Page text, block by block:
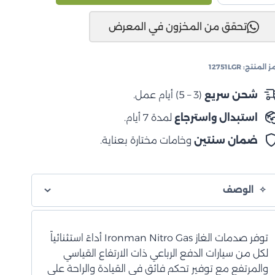
أمامي
تحقق من المخزون في المعرض
المنتج: 12751LGR
شحن سريع (3 – 5) أيام عمل.
استبدال واسترجاع لمدة 7 أيام.
ضمان سنتينوخامات مختارة بعناية.
الوصف
توفر صدمات الغاز Ironman Nitro Gas أداءً استثنائياً
لكل من سيارات الدفع الرباعي ذات الارتفاع القياسي
والمرتفع مع توفير تحكم فائق في القيادة والراحة على